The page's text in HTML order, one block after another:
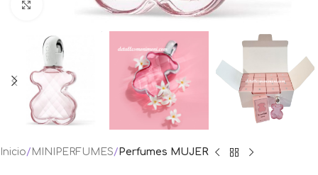
Ampliar foto
Inicio MINIPERFUMES Perfumes MUJER